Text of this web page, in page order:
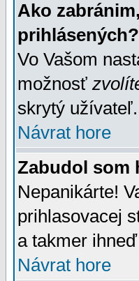
Ako
prihlásených?
Vo Vašom
možnosť
skrytý užívateľ.
Návrat hore
Zabudol som
Nepanikárte!
prihlasovacej
a takmer
Návrat hore